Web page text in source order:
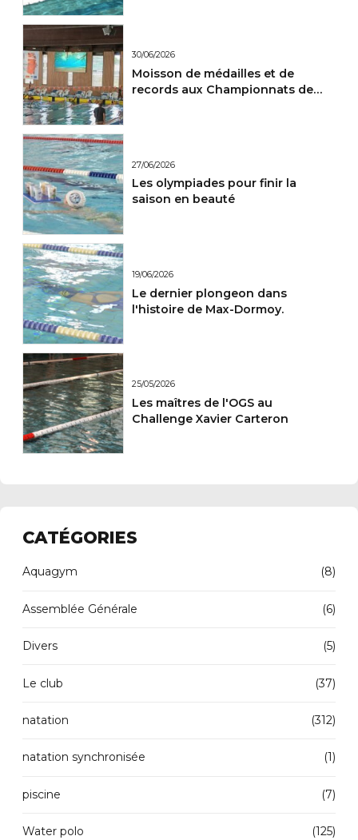
30/06/2026
Moisson de médailles et de
records aux Championnats de
27/06/2026
Les olympiades pour finir la
saison en beauté
19/06/2026
Le dernier plongeon dans
l'histoire de Max-Dormoy.
25/05/2026
Les maîtres de l'OGS au
Challenge Xavier Carteron
CATÉGORIES
Aquagym (8)
Assemblée Générale (6)
Divers (5)
Le club (37)
natation (312)
natation synchronisée (1)
piscine (7)
Water polo (125)